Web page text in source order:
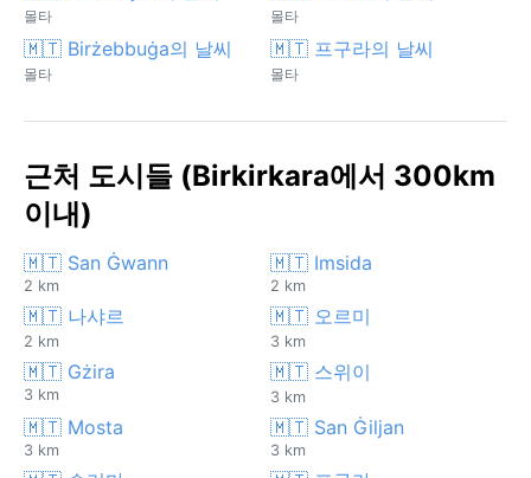
몰타 몰타
🇲🇹 Birżebbuġa의 날씨
몰타
🇲🇹 프구라의 날씨
몰타
근처 도시들 (Birkirkara에서 300km
이내)
🇲🇹 San Ġwann
2 km
🇲🇹 Imsida
2 km
🇲🇹 나샤르
2 km
🇲🇹 오르미
3 km
🇲🇹 Gżira
3 km
🇲🇹 스위이
3 km
🇲🇹 Mosta
3 km
🇲🇹 San Ġiljan
3 km